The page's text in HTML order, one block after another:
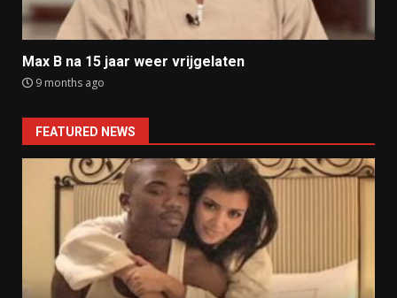
Max B na 15 jaar weer vrijgelaten
9 months ago
FEATURED NEWS